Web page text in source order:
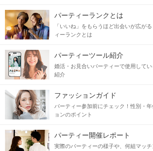
当日の流れ
STEP1 まずはお申し込み！
パーティーランクとは
「いいね」をもらうほど出会いが広が
ィーランクとは
パーティーツール紹介
婚活・お見合いパーティーで使用して
紹介
ファッションガイド
パーティー参加前にチェック！性別・
ョンのポイント
パーティー開催レポート
実際のパーティーの様子や、何組マッ